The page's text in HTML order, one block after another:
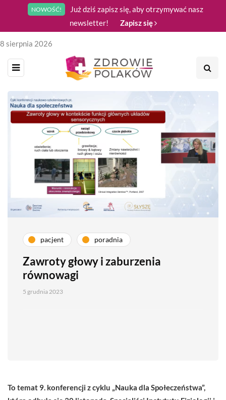
NOWOŚĆ!
Już dziś zapisz się, aby otrzymywać nasz
newsletter!
Zapisz się
8 sierpnia 2026
pacjent poradnia
Zawroty głowy i zaburzenia
równowagi
5 grudnia 2023
To temat 9. konferencji z cyklu „Nauka dla Społeczeństwa”,